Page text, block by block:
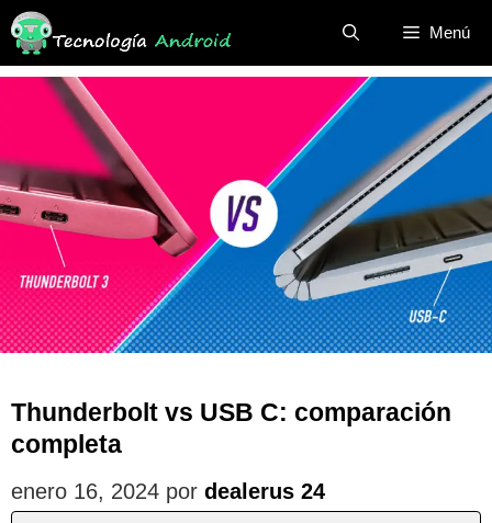
Saltar
contenido
Menú
Thunderbolt vs USB C: comparación
completa
enero 16, 2024 por dealerus 24